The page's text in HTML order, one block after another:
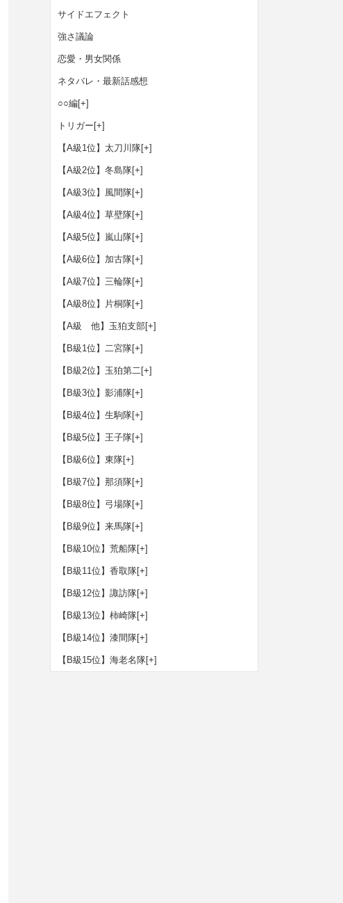
サイドエフェクト
強さ議論
恋愛・男女関係
ネタバレ・最新話感想
○○編[+]
トリガー [+]
【A級1位】太刀川隊[+]
【A級2位】冬島隊[+]
【A級3位】風間隊[+]
【A級4位】草壁隊[+]
【A級5位】嵐山隊[+]
【A級6位】加古隊[+]
【A級7位】三輪隊[+]
【A級8位】片桐隊[+]
【A級 他】玉狛支部[+]
【B級1位】二宮隊[+]
【B級2位】玉狛第二[+]
【B級3位】影浦隊[+]
【B級4位】生駒隊[+]
【B級5位】王子隊[+]
【B級6位】東隊[+]
【B級7位】那須隊[+]
【B級8位】弓場隊[+]
【B級9位】来馬隊[+]
【B級10位】荒船隊[+]
【B級11位】香取隊[+]
【B級12位】諏訪隊[+]
【B級13位】柿崎隊[+]
【B級14位】漆間隊[+]
【B級15位】海老名隊[+]